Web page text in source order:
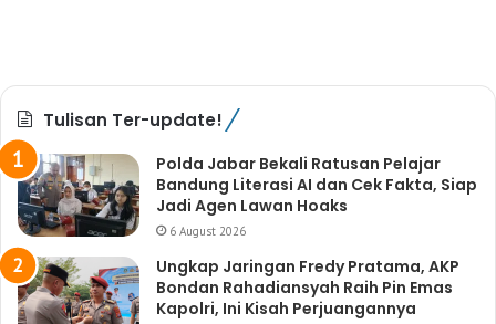
Tulisan Ter-update!
Polda Jabar Bekali Ratusan Pelajar
Bandung Literasi AI dan Cek Fakta, Siap
Jadi Agen Lawan Hoaks
6 August 2026
Ungkap Jaringan Fredy Pratama, AKP
Bondan Rahadiansyah Raih Pin Emas
Kapolri, Ini Kisah Perjuangannya